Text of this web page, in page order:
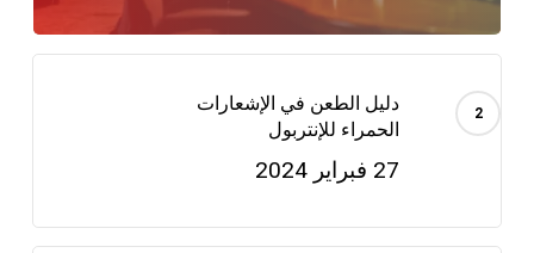
دليل الطعن في الإشعارات
الحمراء للإنتربول
27 فبراير 2024